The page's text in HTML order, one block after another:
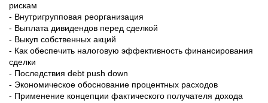
рискам
- Внутригрупповая реорганизация
- Выплата дивидендов перед сделкой
- Выкуп собственных акций
- Как обеспечить налоговую эффективность финансирования
сделки
- Последствия debt push down
- Экономическое обоснование процентных расходов
- Применение концепции фактического получателя дохода